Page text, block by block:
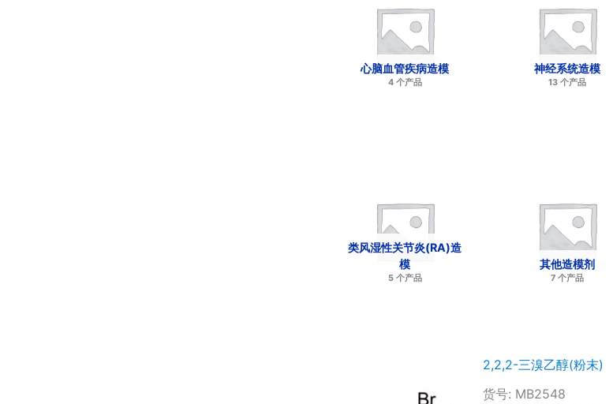
心脑血管疾病造模
4 个产品
神经系统造模
13 个产品
类风湿性关节炎(RA)造
模
5 个产品
其他造模剂
7 个产品
2,2,2-三溴乙醇(粉末)
货号: MB2548